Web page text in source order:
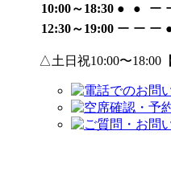
10:00～18:30 ● ● ー
12:30～19:00 ー ー ー
△土日祝10:00〜18:00